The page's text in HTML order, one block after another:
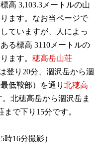
高 3,103.3メートルの山
ます。なお当ページで
ていますが、人によっ
る標高 3110メートルの
ます。 穂高岳山荘
登り20分、涸沢岳から涸
低鞍部）を通り 北穂高
。北穂高岳から涸沢岳ま
で下り15分です。
16分撮影）